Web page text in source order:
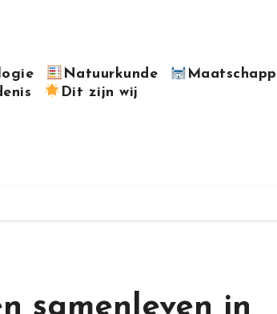
Natuurkunde
Dit zijn wij
samenleven in